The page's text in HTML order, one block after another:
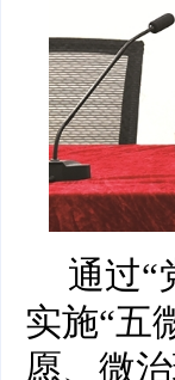
通过“
实施“五
愿、微